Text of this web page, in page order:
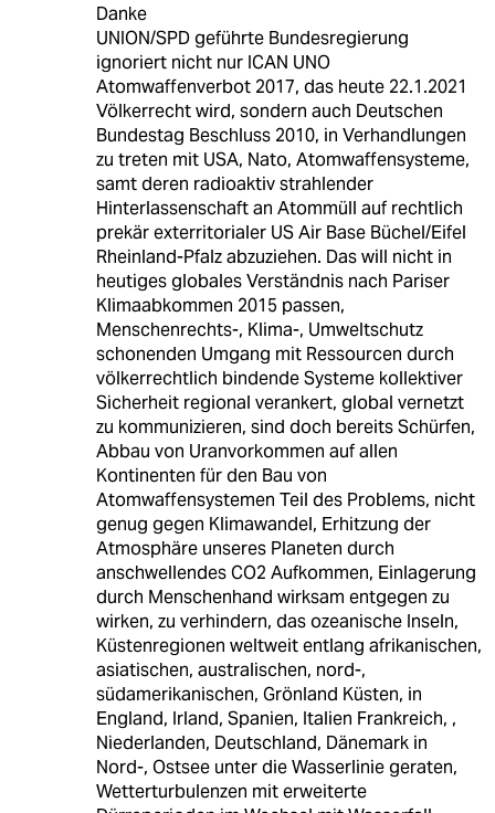
Danke
UNION/SPD geführte Bundesregierung
ignoriert nicht nur ICAN UNO
Atomwaffenverbot 2017, das heute 22.1.2021
Völkerrecht wird, sondern auch Deutschen
Bundestag Beschluss 2010, in Verhandlungen
zu treten mit USA, Nato, Atomwaffensysteme,
samt deren radioaktiv strahlender
Hinterlassenschaft an Atommüll auf rechtlich
prekär exterritorialer US Air Base Büchel/Eifel
Rheinland-Pfalz abzuziehen. Das will nicht in
heutiges globales Verständnis nach Pariser
Klimaabkommen 2015 passen,
Menschenrechts-, Klima-, Umweltschutz
schonenden Umgang mit Ressourcen durch
völkerrechtlich bindende Systeme kollektiver
Sicherheit regional verankert, global vernetzt
zu kommunizieren, sind doch bereits Schürfen,
Abbau von Uranvorkommen auf allen
Kontinenten für den Bau von
Atomwaffensystemen Teil des Problems, nicht
genug gegen Klimawandel, Erhitzung der
Atmosphäre unseres Planeten durch
anschwellendes CO2 Aufkommen, Einlagerung
durch Menschenhand wirksam entgegen zu
wirken, zu verhindern, das ozeanische Inseln,
Küstenregionen weltweit entlang afrikanischen,
asiatischen, australischen, nord-,
südamerikanischen, Grönland Küsten, in
England, Irland, Spanien, Italien Frankreich, ,
Niederlanden, Deutschland, Dänemark in
Nord-, Ostsee unter die Wasserlinie geraten,
Wetterturbulenzen mit erweiterte